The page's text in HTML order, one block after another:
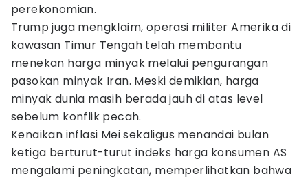
perekonomian.
Trump juga mengklaim, operasi militer Amerika di
kawasan Timur Tengah telah membantu
menekan harga minyak melalui pengurangan
pasokan minyak Iran. Meski demikian, harga
minyak dunia masih berada jauh di atas level
sebelum konflik pecah.
Kenaikan inflasi Mei sekaligus menandai bulan
ketiga berturut-turut indeks harga konsumen AS
mengalami peningkatan, memperlihatkan bahwa